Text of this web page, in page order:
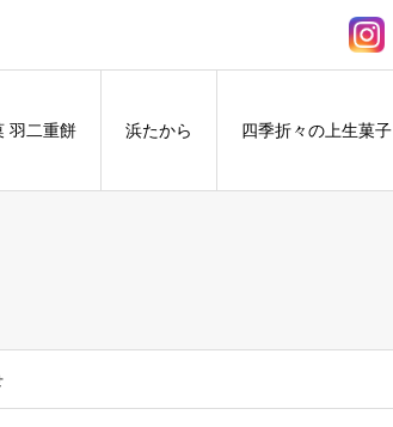
羽二重餅 浜たから 四季折々の上生菓子